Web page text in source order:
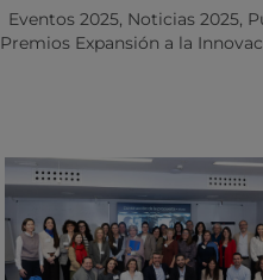
Eventos 2025, Noticias 2025,
Premios Expansión a la